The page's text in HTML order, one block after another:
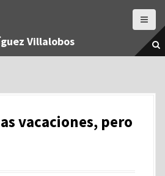
Villalobos
vacaciones, pero